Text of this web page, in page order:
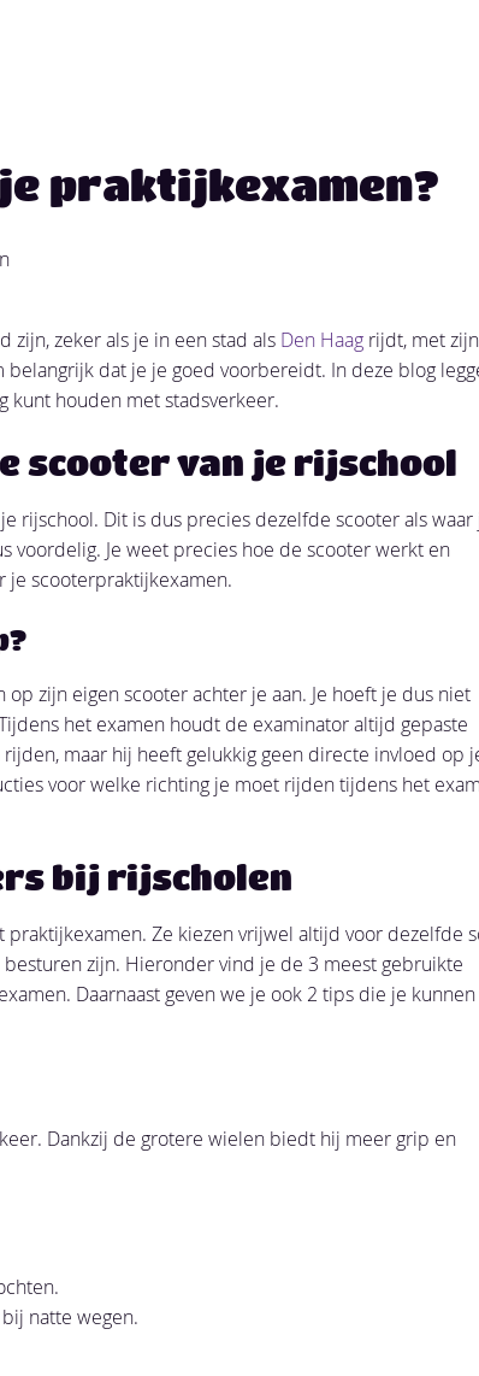
praktijkexamen?
zijn, zeker als je in een stad als Den Haag rijdt, met zijn
dat je je goed voorbereidt. In deze blog
kunt houden met stadsverkeer.
scooter van je rijschool
rijschool. Dit is dus precies dezelfde scooter als waar
voordelig. Je weet precies hoe de scooter werkt en
je scooterpraktijkexamen.
zijn eigen scooter achter je aan. Je hoeft je dus niet
het examen houdt de examinator altijd gepaste
maar hij heeft gelukkig geen directe invloed op
voor welke richting je moet rijden tijdens het
bij rijscholen
Ze kiezen vrijwel altijd voor dezelfde
zijn. Hieronder vind je de 3 meest gebruikte
Daarnaast geven we je ook 2 tips die je kunnen
Dankzij de grotere wielen biedt hij meer grip en
natte wegen.